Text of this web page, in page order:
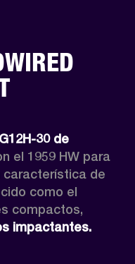
30 de
el 1959 HW para
característica de
como el
impactantes.